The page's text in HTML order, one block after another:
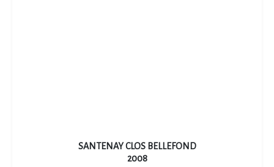
SANTENAY CLOS BELLEFOND
2008